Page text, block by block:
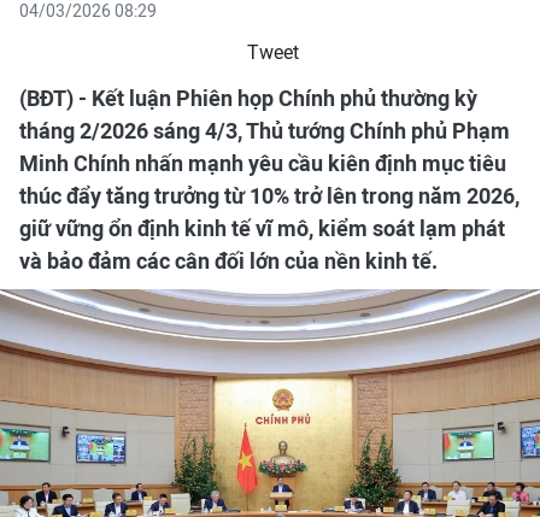
04/03/2026 08:29
Tweet
(BĐT) - Kết luận Phiên họp Chính phủ thường kỳ
tháng 2/2026 sáng 4/3, Thủ tướng Chính phủ Phạm
Minh Chính nhấn mạnh yêu cầu kiên định mục tiêu
thúc đẩy tăng trưởng từ 10% trở lên trong năm 2026,
giữ vững ổn định kinh tế vĩ mô, kiểm soát lạm phát
và bảo đảm các cân đối lớn của nền kinh tế.